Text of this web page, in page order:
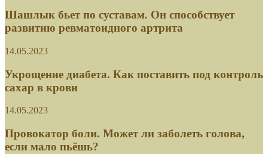
Шашлык бьет по суставам. Он способствует
развитию ревматоидного артрита
14.05.2023
Укрощение диабета. Как поставить под контроль
сахар в крови
14.05.2023
Провокатор боли. Может ли заболеть голова,
если мало пьёшь?